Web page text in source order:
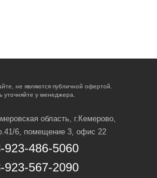
не являются публичной офертой.
уточняйте у менеджера.
область, г.Кемерово,
6, помещение 3, офис 22
923-486-5060
923-567-2090